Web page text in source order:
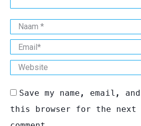
Naam *
Email *
Website
Save my name, email,
this browser for the next